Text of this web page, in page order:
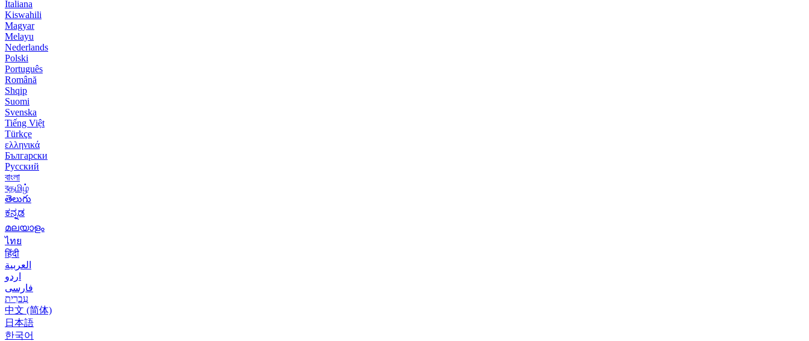
Italiana
Kiswahili
Magyar
Melayu
Nederlands
Polski
Português
Română
Shqip
Suomi
Svenska
Tiếng Việt
Türkçe
ελληνικά
Български
Русский
বাংলা
বதமிழ்
తెలుగు
ಕನ್ನಡ
മലയാളം
ไทย
हिंदी
العربية
اردو
فارسی
עִברִית
中文 (简体)
日本語
한국어